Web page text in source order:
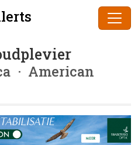
· American